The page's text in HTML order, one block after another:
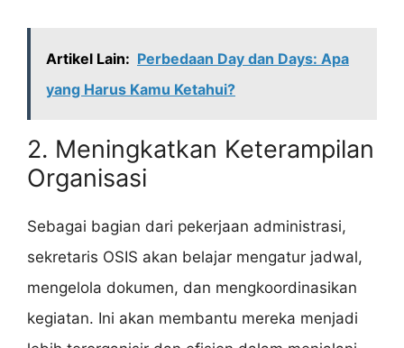
Artikel Lain: Perbedaan Day dan Days: Apa
yang Harus Kamu Ketahui?
2. Meningkatkan Keterampilan
Organisasi
Sebagai bagian dari pekerjaan administrasi,
sekretaris OSIS akan belajar mengatur jadwal,
mengelola dokumen, dan mengkoordinasikan
kegiatan. Ini akan membantu mereka menjadi